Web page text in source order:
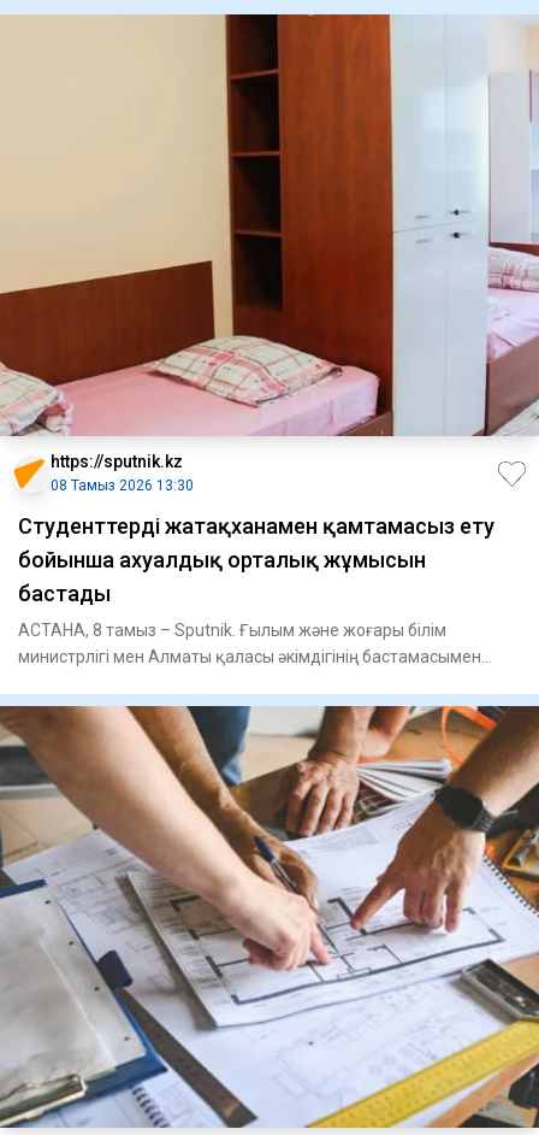
https://sputnik.kz
08 Тамыз 2026 13:30
Студенттерді жатақханамен қамтамасыз ету
бойынша ахуалдық орталық жұмысын
бастады
АСТАНА, 8 тамыз – Sputnik. Ғылым және жоғары білім
министрлігі мен Алматы қаласы әкімдігінің бастамасымен